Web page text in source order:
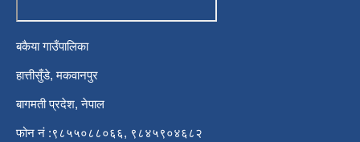
बकैया गाउँपालिका
हात्तीसुँडे, मकवानपुर
बागमती प्रदेश, नेपाल
फोन नं :९८५५०८८०६६, ९८४५९०४६८२